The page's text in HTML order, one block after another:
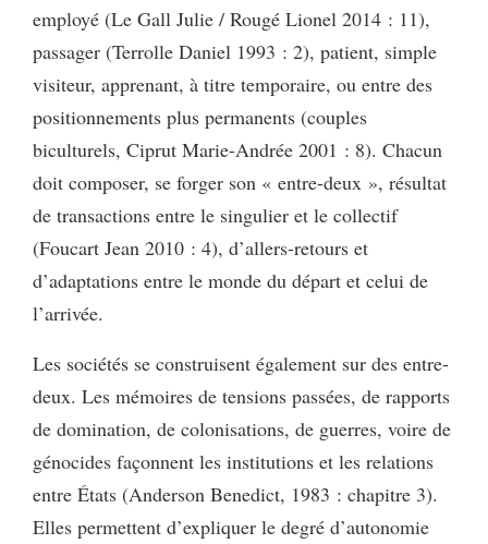
employé (Le Gall Julie / Rougé Lionel 2014 : 11),
passager (Terrolle Daniel 1993 : 2), patient, simple
visiteur, apprenant, à titre temporaire, ou entre des
positionnements plus permanents (couples
biculturels, Ciprut Marie-Andrée 2001 : 8). Chacun
doit composer, se forger son « entre-deux », résultat
de transactions entre le singulier et le collectif
(Foucart Jean 2010 : 4), d’allers-retours et
d’adaptations entre le monde du départ et celui de
l’arrivée.
Les sociétés se construisent également sur des entre-
deux. Les mémoires de tensions passées, de rapports
de domination, de colonisations, de guerres, voire de
génocides façonnent les institutions et les relations
entre États (Anderson Benedict, 1983 : chapitre 3).
Elles permettent d’expliquer le degré d’autonomie